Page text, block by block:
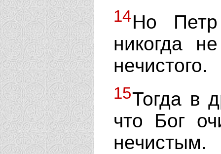
14Но
никогда
нечистого.
15Тогда в
что Бог
нечистым.